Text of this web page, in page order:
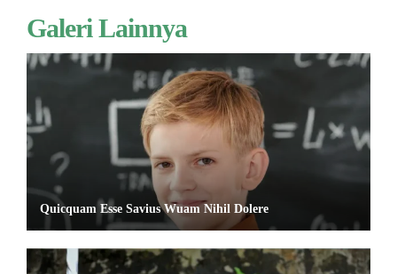
Galeri Lainnya
Quicquam Esse Savius Wuam Nihil Dolere